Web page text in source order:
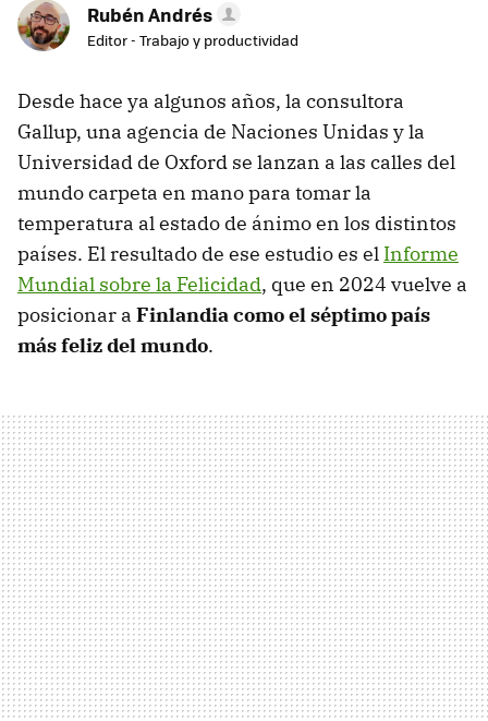
Rubén Andrés
Editor - Trabajo y productividad
Desde hace ya algunos años, la consultora
Gallup, una agencia de Naciones Unidas y la
Universidad de Oxford se lanzan a las calles del
mundo carpeta en mano para tomar la
temperatura al estado de ánimo en los distintos
países. El resultado de ese estudio es el Informe
Mundial sobre la Felicidad, que en 2024 vuelve a
posicionar a Finlandia como el séptimo país
más feliz del mundo.